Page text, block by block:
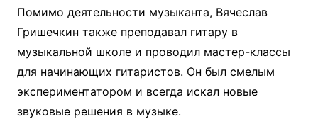
Помимо деятельности музыканта, Вячеслав
Гришечкин также преподавал гитару в
музыкальной школе и проводил мастер-классы
для начинающих гитаристов. Он был смелым
экспериментатором и всегда искал новые
звуковые решения в музыке.